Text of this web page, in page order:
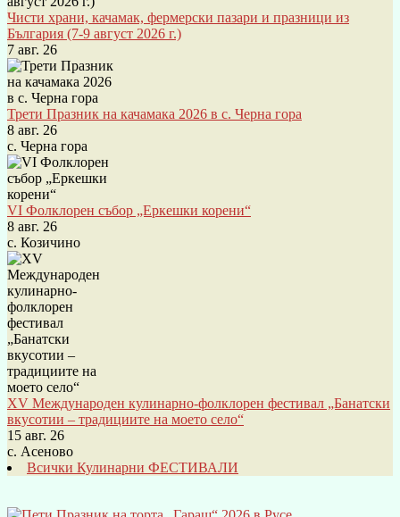
Чисти храни, качамак, фермерски пазари и празници из
България (7-9 август 2026 г.)
7 авг. 26
Трети Празник на качамака 2026 в с. Черна гора
8 авг. 26
с. Черна гора
VI Фолклорен събор „Еркешки корени“
8 авг. 26
с. Козичино
XV Международен кулинарно-фолклорен фестивал „Банатски
вкусотии – традициите на моето село“
15 авг. 26
с. Асеново
Всички Кулинарни ФЕСТИВАЛИ